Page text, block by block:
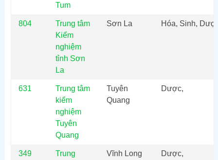
Tum
804
Trung tâm
Kiểm
nghiệm
tỉnh Sơn
La
Sơn La Hóa, Sinh,
631
Trung tâm
kiểm
nghiệm
Tuyên
Quang
Tuyên
Quang
Dược,
349
Trung
Vĩnh Long Dược,